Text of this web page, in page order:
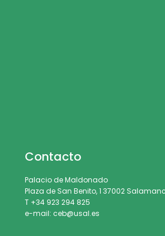
Contacto
Palacio de Maldonado
Plaza de San Benito, 1 37002
T +34 923 294 825
e-mail: ceb@usal.es